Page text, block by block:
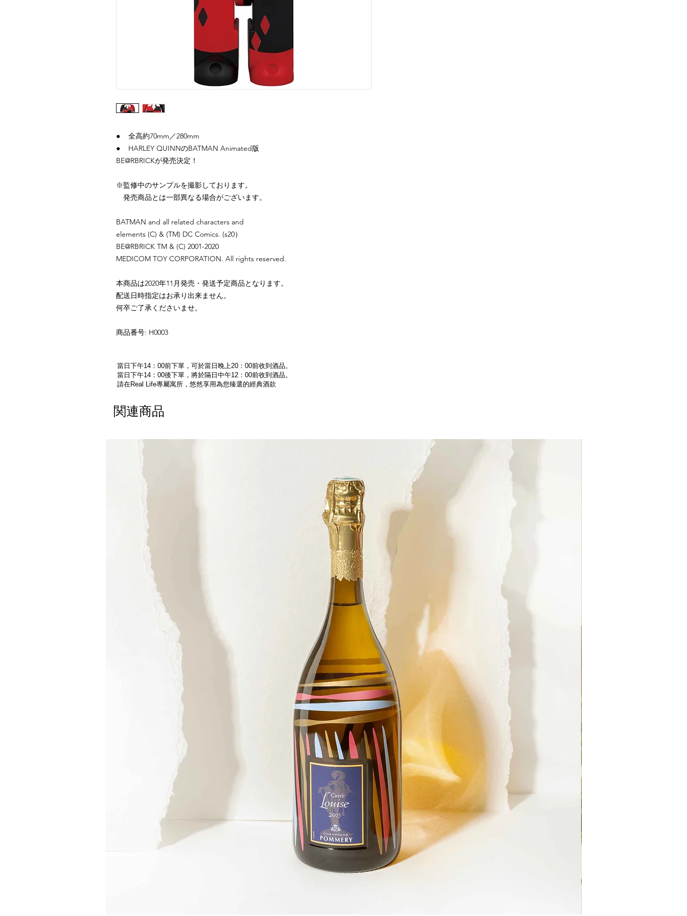
● 全高約70mm／280mm
● HARLEY QUINNのBATMAN Animated版
BE@RBRICKが発売決定！
※監修中のサンプルを撮影しております。
発売商品とは一部異なる場合がございます。
BATMAN and all related characters and
elements (C) & (TM) DC Comics. (s20）
BE@RBRICK TM & (C) 2001-2020
MEDICOM TOY CORPORATION. All rights reserved.
本商品は2020年11月発売・発送予定商品となります。
配送日時指定はお承り出来ません。
何卒ご了承くださいませ。
商品番号: H0003
當日下午14：00前下單，可於當日晚上20：00前收到酒品。
當日下午14：00後下單，將於隔日中午12：00前收到酒品。
請在Real Life專屬寓所，悠然享用為您臻選的經典酒款
関連商品